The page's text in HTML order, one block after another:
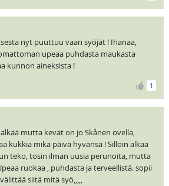
nyt puuttuu vaan syöjät ! Ihanaa,
upeaa puhdasta maukasta
kunnon aineksista !
1
mutta kevät on jo Skånen ovella,
kukkia mikä päivä hyvänsä ! Silloin alkaa
teko, tosin ilman uusia perunoita, mutta
ruokaa , puhdasta ja terveellistä. sopii
siitä mitä syö,,,,,